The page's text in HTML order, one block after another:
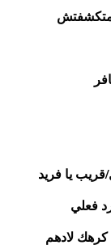
متكشفتش
فعلي